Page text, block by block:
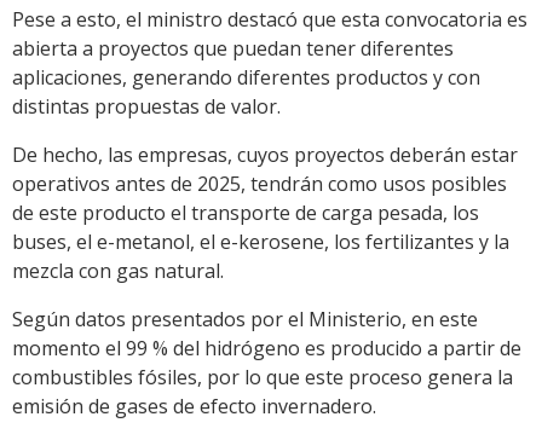
Pese a esto, el ministro destacó que esta convocatoria es
abierta a proyectos que puedan tener diferentes
aplicaciones, generando diferentes productos y con
distintas propuestas de valor.
De hecho, las empresas, cuyos proyectos deberán estar
operativos antes de 2025, tendrán como usos posibles
de este producto el transporte de carga pesada, los
buses, el e-metanol, el e-kerosene, los fertilizantes y la
mezcla con gas natural.
Según datos presentados por el Ministerio, en este
momento el 99 % del hidrógeno es producido a partir de
combustibles fósiles, por lo que este proceso genera la
emisión de gases de efecto invernadero.